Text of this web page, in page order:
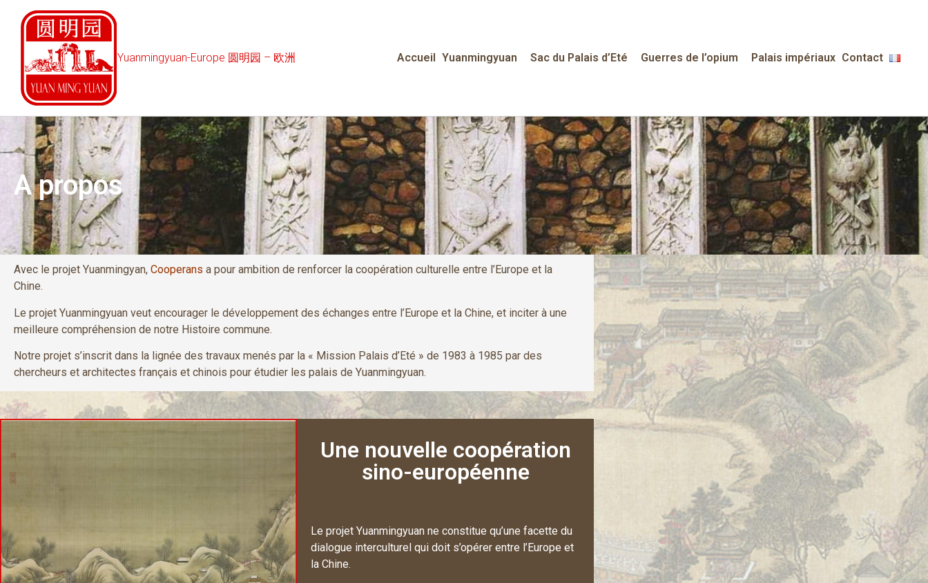
Yuanmingyuan-Europe 圆明园 – 欧洲 Accueil Yuanmingyuan Sac du Palais d’Eté Guerres de l’opium Palais impériaux Contact
A propos
Avec le projet Yuanmingyan, Cooperans a pour ambition de renforcer la coopération culturelle entre l’Europe et la
Chine.
Le projet Yuanmingyuan veut encourager le développement des échanges entre l’Europe et la Chine, et inciter à une
meilleure compréhension de notre Histoire commune.
Notre projet s’inscrit dans la lignée des travaux menés par la « Mission Palais d’Eté » de 1983 à 1985 par des
chercheurs et architectes français et chinois pour étudier les palais de Yuanmingyuan.
Une nouvelle coopération
sino-européenne
Le projet Yuanmingyuan ne constitue qu’une facette du
dialogue interculturel qui doit s’opérer entre l’Europe et
la Chine.